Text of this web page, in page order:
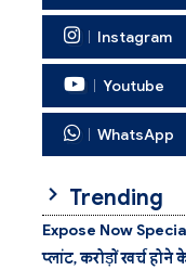
Instagram
Youtube
WhatsApp
Trending
Expose Now Special:
प्लांट, करोड़ों खर्च